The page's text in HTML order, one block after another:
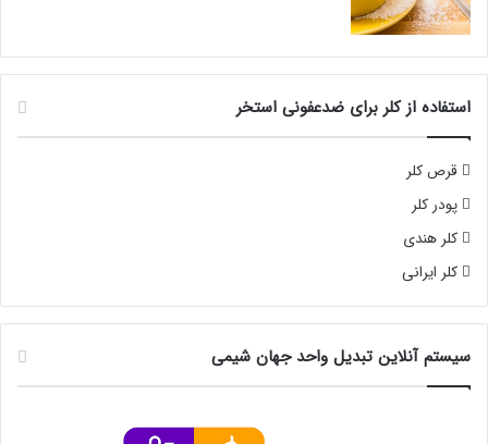
استفاده از کلر برای ضدعفونی استخر
قرص کلر
پودر کلر
کلر هندی
کلر ایرانی
سیستم آنلاین تبدیل واحد جهان شیمی